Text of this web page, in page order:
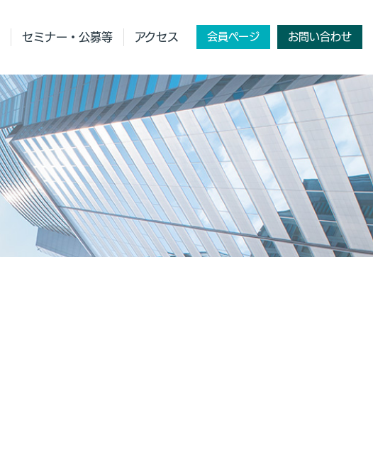
セミナー・公募等 アクセス 会員ページ お問い合わせ